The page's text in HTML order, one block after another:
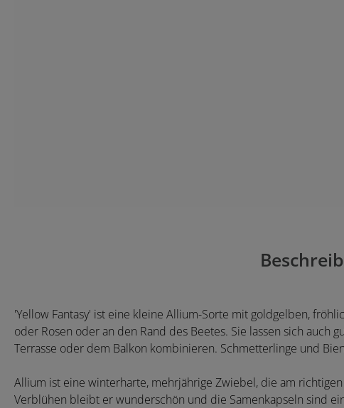
'Yellow Fantasy' ist eine kleine Allium-Sorte mit goldgelben,
oder Rosen oder an den Rand des Beetes. Sie lassen sich
Terrasse oder dem Balkon kombinieren. Schmetterlinge und
Allium ist eine winterharte, mehrjährige Zwiebel, die am
Verblühen bleibt er wunderschön und die Samenkapseln sind